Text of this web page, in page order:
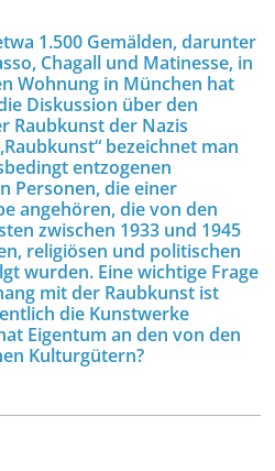
1.500 Gemälden, darunter
Chagall und Matinesse, in
Wohnung in München hat
Diskussion über den
Raubkunst der Nazis
bezeichnet man
entzogenen
Personen, die einer
angehören, die von den
zwischen 1933 und 1945
religiösen und politischen
wurden. Eine wichtige Frage
mit der Raubkunst ist
die Kunstwerke
Eigentum an den von den
Kulturgütern?